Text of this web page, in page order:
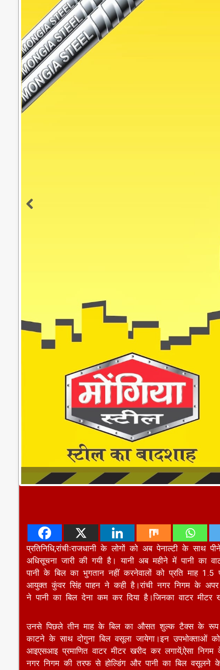
अधिसूचना जारी की गयी है। यानी अब महीने में पानी का
पानी के बिल का भुगतान नहीं करनेवालों को प्रति माह
आयुक्त कुंवर सिंह पाहन ने कही है।रांची नगर निगम के
ने पानी का बिल देना कम कर दिया है।जिनका वाटर मीटर
उनसे पिछले तीन माह के बिल का औसत शुल्क टैक्स के रूप में
आइएसआइ प्रमाणित वाटर मीटर खरीद कर लगायें,ऐसा
नगर निगम की तरफ से होल्डिंग और पानी का बिल वसूलने के
सालों से नदारद हैं।अब रांची नगर निगम की तरफ से
है।नगर निगम के फरमान के अनुसार